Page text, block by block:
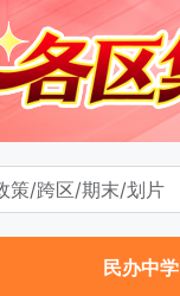
民办中学